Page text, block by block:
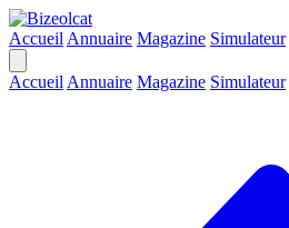
Accueil Annuaire Magazine Simulateur
Accueil Annuaire Magazine Simulateur